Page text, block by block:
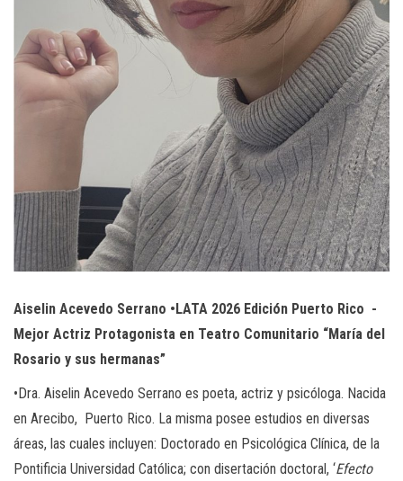
Aiselin Acevedo Serrano •LATA 2026 Edición Puerto Rico -
Mejor Actriz Protagonista en Teatro Comunitario “María del
Rosario y sus hermanas”
•Dra. Aiselin Acevedo Serrano es poeta, actriz y psicóloga. Nacida
en Arecibo, Puerto Rico. La misma posee estudios en diversas
áreas, las cuales incluyen: Doctorado en Psicológica Clínica, de la
Pontificia Universidad Católica; con disertación doctoral, ‘Efecto